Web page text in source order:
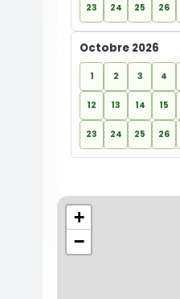
23 24 25 26
Octobre 2026
1 2 3 4
12 13 14 15
23 24 25 26
+
−